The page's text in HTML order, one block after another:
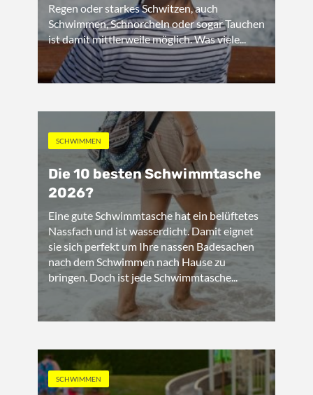
Regen oder starkes Schwitzen, auch
Schwimmen, Schnorcheln oder sogar Tauchen
ist damit mittlerweile möglich. Was viele...
SCHWIMMEN
Die 10 besten Schwimmtasche
2026?
Eine gute Schwimmtasche hat ein belüftetes
Nassfach und ist wasserdicht. Damit eignet
sie sich perfekt um Ihre nassen Badesachen
nach dem Schwimmen nach Hause zu
bringen. Doch ist jede Schwimmtasche...
SCHWIMMEN